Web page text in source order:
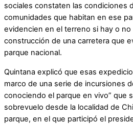
sociales constaten las condiciones
comunidades que habitan en ese
evidencien en el terreno si hay o no
construcción de una carretera que
parque nacional.
Quintana explicó que esas
marco de una serie de incursiones
conociendo el parque en vivo” que
sobrevuelo desde la localidad de
parque, en el que participó el